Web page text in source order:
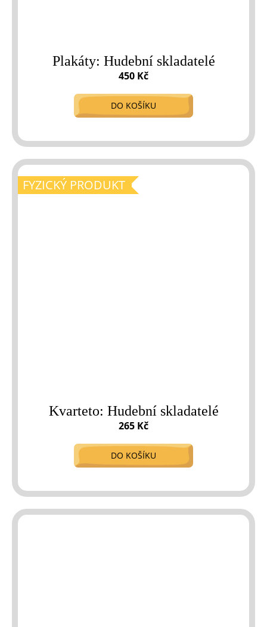
Plakáty: Hudební skladatelé
450 Kč
DO KOŠÍKU
FYZICKÝ PRODUKT
Kvarteto: Hudební skladatelé
265 Kč
DO KOŠÍKU